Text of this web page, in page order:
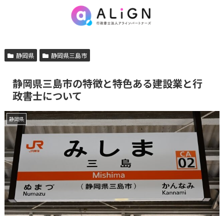
静岡県 静岡県三島市
静岡県三島市の特徴と特色ある建設業と行
政書士について
静岡県